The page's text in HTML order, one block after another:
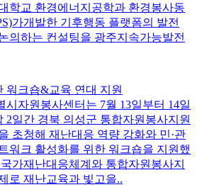
학교 환경에너지공학과 환경봉사동
가개발한 기후행동 플랫폼의 발전
의하는 컨설팅을 광주지속가능발전
워크숍&교육 연대 지원
시자원봉사센터는 7월 13일부터 14일
2일간 경북 의성군 통합자원봉사지원
초청해 재난대응 역량 강화와 민·관
워크 활성화를 위한 워크숍을 지원했
가재난대응체계와 통합자원봉사지
로 재난교육과 빛고을..